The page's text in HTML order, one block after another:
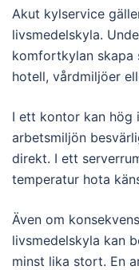
Akut kylservice
livsmedelskyla.
komfortkylan skapa
hotell, vårdmiljöer
I ett kontor kan hög
arbetsmiljön
direkt. I ett
temperatur hota
Även om
livsmedelskyla kan
minst lika stort. En